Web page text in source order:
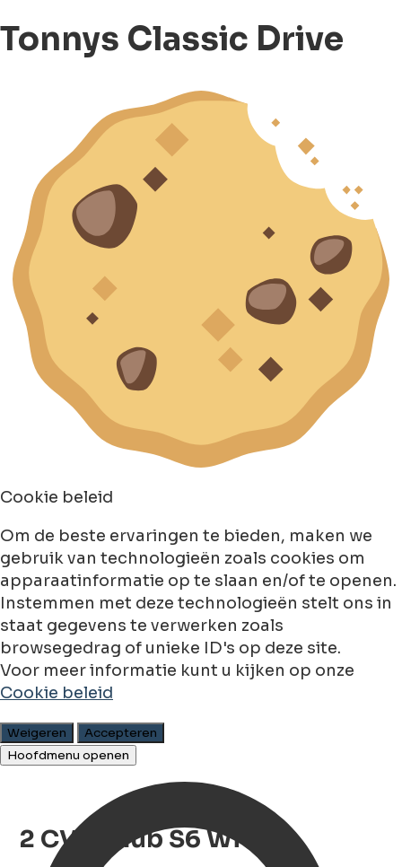
Tonnys Classic Drive
Cookie beleid
Om de beste ervaringen te bieden, maken we
gebruik van technologieën zoals cookies om
apparaatinformatie op te slaan en/of te openen.
Instemmen met deze technologieën stelt ons in
staat gegevens te verwerken zoals
browsegedrag of unieke ID's op deze site.
Voor meer informatie kunt u kijken op onze
Cookie beleid
Weigeren
Accepteren
Hoofdmenu openen
2 CV 6 Club S6 Wit